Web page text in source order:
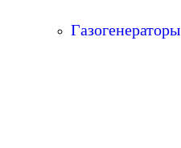
Газогенераторы